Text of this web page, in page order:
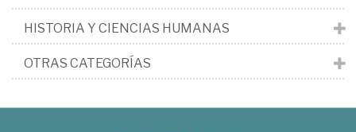
HISTORIA Y CIENCIAS HUMANAS
OTRAS CATEGORÍAS